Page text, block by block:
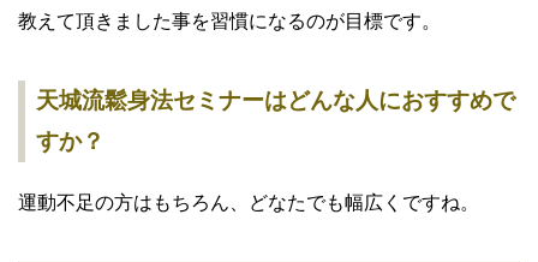
教えて頂きました事を習慣になるのが目標です。
天城流鬆身法セミナーはどんな人におすすめで
すか？
運動不足の方はもちろん、どなたでも幅広くですね。